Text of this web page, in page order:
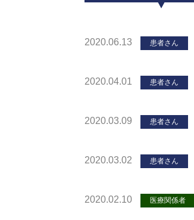
2020.06.13 患者さん
2020.04.01 患者さん
2020.03.09 患者さん
2020.03.02 患者さん
2020.02.10 医療関係者